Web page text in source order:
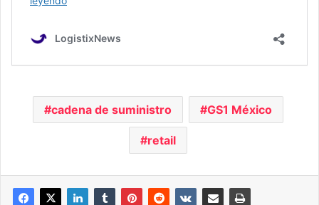
cadena de suministro GS1 México
retail